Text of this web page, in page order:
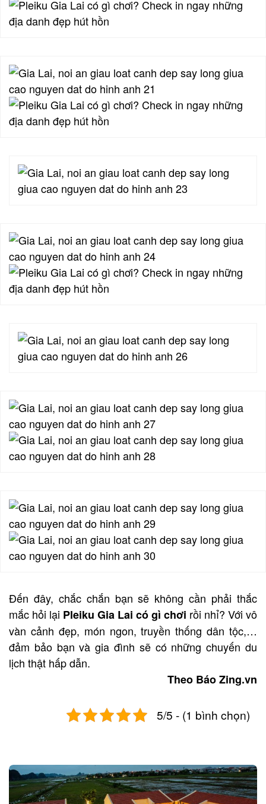
Đến đây, chắc chắn bạn sẽ không cần phải thắc
mắc hỏi lại Pleiku Gia Lai có gì chơi rồi nhỉ? Với vô
vàn cảnh đẹp, món ngon, truyền thống dân tộc,…
đảm bảo bạn và gia đình sẽ có những chuyến du
lịch thật hấp dẫn.
Theo Báo Zing.vn
5/5 - (1 bình chọn)
Post
navigation